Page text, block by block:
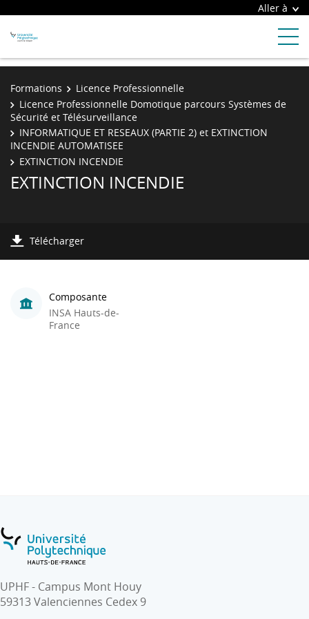
Aller à
Formations
Licence Professionnelle
Licence Professionnelle Domotique parcours Systèmes de
Sécurité et Télésurveillance
INFORMATIQUE ET RESEAUX (PARTIE 2) et EXTINCTION
INCENDIE AUTOMATISEE
EXTINCTION INCENDIE
EXTINCTION INCENDIE
Télécharger
Composante
INSA Hauts-de-
France
UPHF - Campus Mont Houy
59313 Valenciennes Cedex 9